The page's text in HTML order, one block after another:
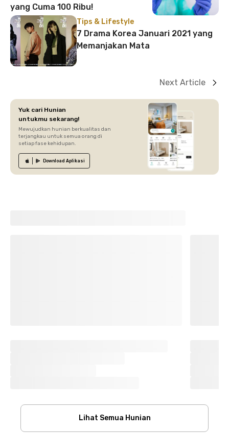
yang Cuma 100 Ribu!
Tips & Lifestyle
7 Drama Korea Januari 2021 yang
Memanjakan Mata
Next Article
Yuk cari Hunian
untukmu sekarang!
Mewujudkan hunian berkualitas dan
terjangkau untuk semua orang di
setiap fase kehidupan.
Download Aplikasi
Lihat Semua Hunian